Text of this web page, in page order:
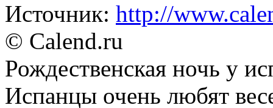
Источник: http://
© Calend.ru
Рождественская ночь у
Испанцы очень любят